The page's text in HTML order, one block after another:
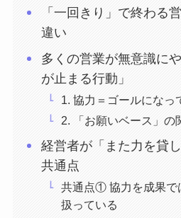
「一回きり」で終わる
違い
多くの営業が無意識に
が止まる行動」
1. 協力＝ゴールになっ
2. 「お願いベース」の
経営者が「また力を貸
共通点
共通点① 協力を成果で
扱っている